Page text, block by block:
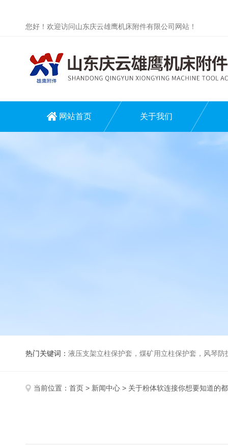
您好！欢迎访问山东庆云雄鹰机床附件有限公司网站！
网站首页 关于我们
热门关键词： 液压支架立柱保护套，煤矿用立柱保护套，风琴
当前位置： 首页 > 新闻中心 > 关于粉体软连接你想要知道的